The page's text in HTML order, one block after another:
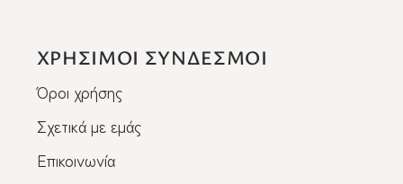
ΧΡΗΣΙΜΟΙ ΣΥΝΔΕΣΜΟΙ
Όροι χρήσης
Σχετικά με εμάς
Επικοινωνία